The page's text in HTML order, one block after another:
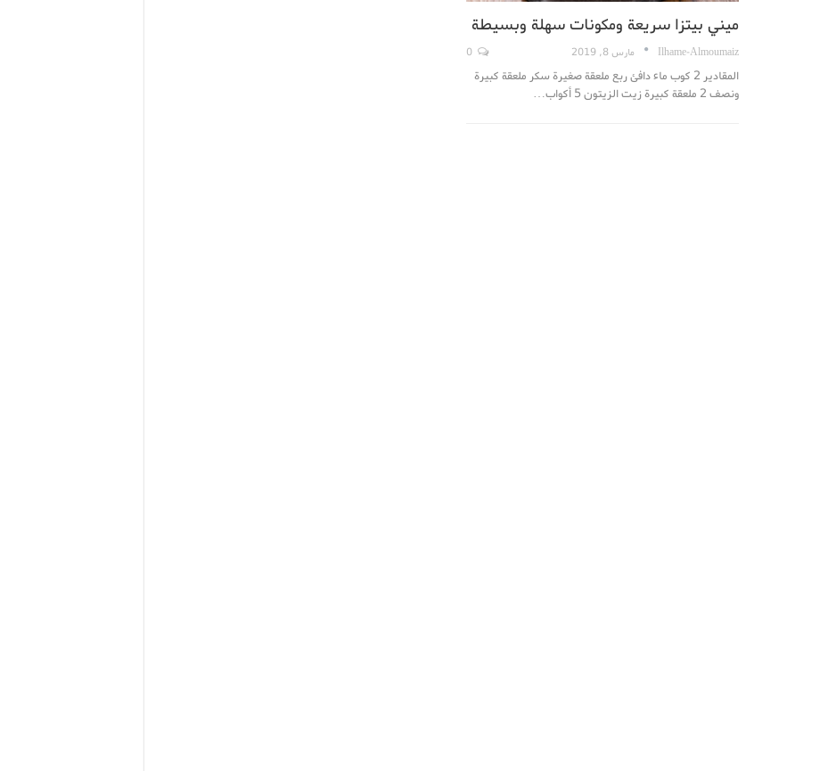
ميني بيتزا سريعة ومكونات سهلة وبسيطة
Ilhame-Almoumaiz مارس 8, 2019
المقادير 2 كوب ماء دافئ ربع ملعقة صغيرة سكر ملعقة كبيرة
ونصف 2 ملعقة كبيرة زيت الزيتون 5 أكواب…